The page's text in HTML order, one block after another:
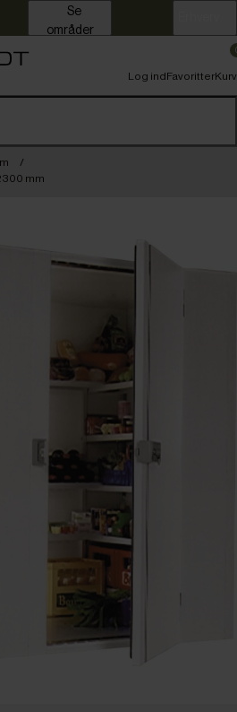
områder
Log indFavoritterKurv
mm